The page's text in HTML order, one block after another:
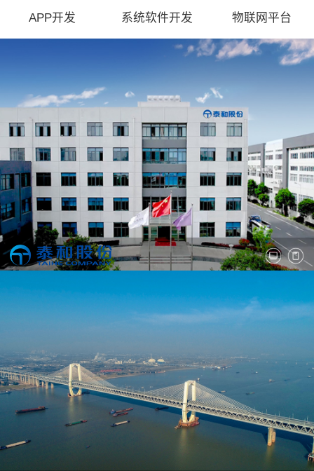
APP开发 系统软件开发 物联网平台